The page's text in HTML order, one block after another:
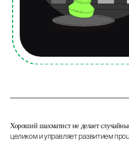
Хороший шахматист не делает
целиком и управляет развитием